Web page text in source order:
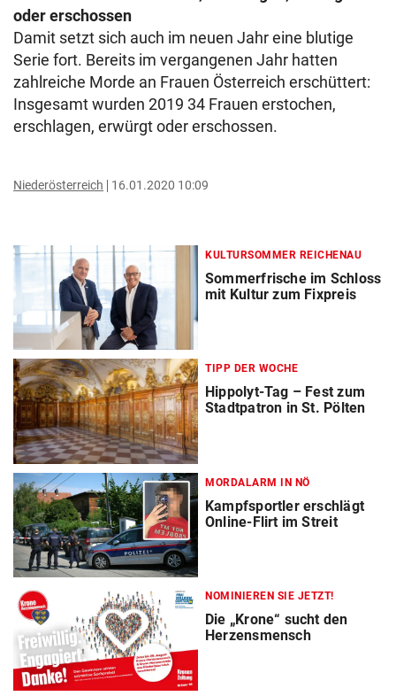
oder erschossen
Damit setzt sich auch im neuen Jahr eine blutige
Serie fort. Bereits im vergangenen Jahr hatten
zahlreiche Morde an Frauen Österreich erschüttert:
Insgesamt wurden 2019 34 Frauen erstochen,
erschlagen, erwürgt oder erschossen.
Niederösterreich 16.01.2020 10:09
KULTURSOMMER REICHENAU
Sommerfrische im Schloss
mit Kultur zum Fixpreis
TIPP DER WOCHE
Hippolyt-Tag – Fest zum
Stadtpatron in St. Pölten
MORDALARM IN NÖ
Kampfsportler erschlägt
Online-Flirt im Streit
NOMINIEREN SIE JETZT!
Die „Krone“ sucht den
Herzensmensch